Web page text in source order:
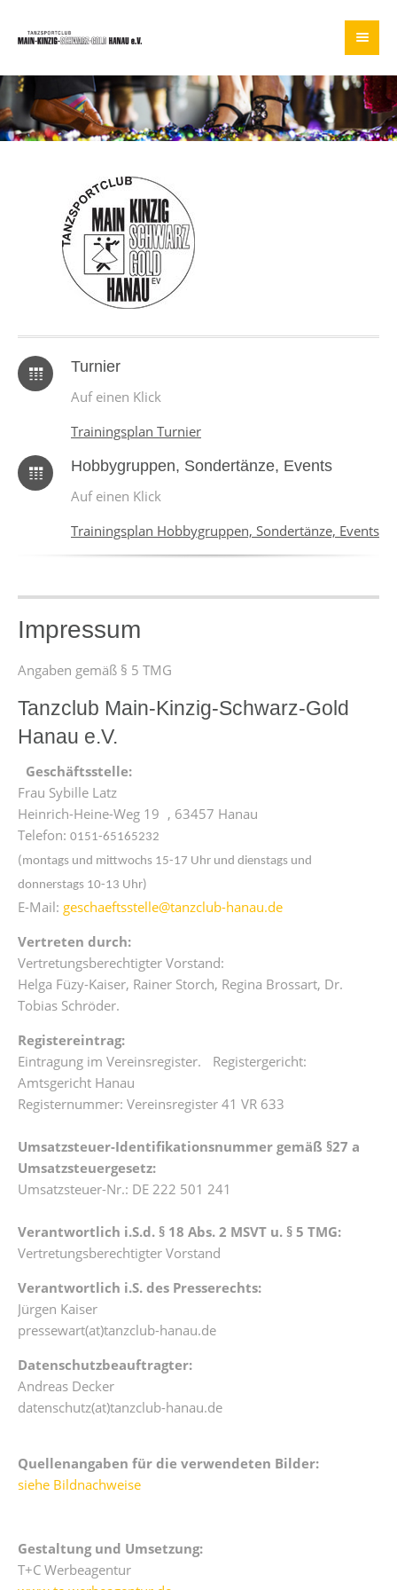
Turnier
Auf einen Klick
Trainingsplan Turnier
Hobbygruppen, Sondertänze, Events
Auf einen Klick
Trainingsplan Hobbygruppen, Sondertänze, Events
Impressum
Angaben gemäß § 5 TMG
Tanzclub Main-Kinzig-Schwarz-Gold
Hanau e.V.
Geschäftsstelle:
Frau Sybille Latz
Heinrich-Heine-Weg 19 , 63457 Hanau
Telefon: 0151-65165232
(montags und mittwochs 15-17 Uhr und dienstags und
donnerstags 10-13 Uhr)
E-Mail: geschaeftsstelle@tanzclub-hanau.de
Vertreten durch:
Vertretungsberechtigter Vorstand:
Helga Füzy-Kaiser, Rainer Storch, Regina Brossart, Dr.
Tobias Schröder.
Registereintrag:
Eintragung im Vereinsregister. Registergericht:
Amtsgericht Hanau
Registernummer: Vereinsregister 41 VR 633
Umsatzsteuer-Identifikationsnummer gemäß §27 a
Umsatzsteuergesetz:
Umsatzsteuer-Nr.: DE 222 501 241
Verantwortlich i.S.d. § 18 Abs. 2 MSVT u. § 5 TMG:
Vertretungsberechtigter Vorstand
Verantwortlich i.S. des Presserechts:
Jürgen Kaiser
pressewart(at)tanzclub-hanau.de
Datenschutzbeauftragter:
Andreas Decker
datenschutz(at)tanzclub-hanau.de
Quellenangaben für die verwendeten Bilder:
siehe Bildnachweise
Gestaltung und Umsetzung:
T+C Werbeagentur